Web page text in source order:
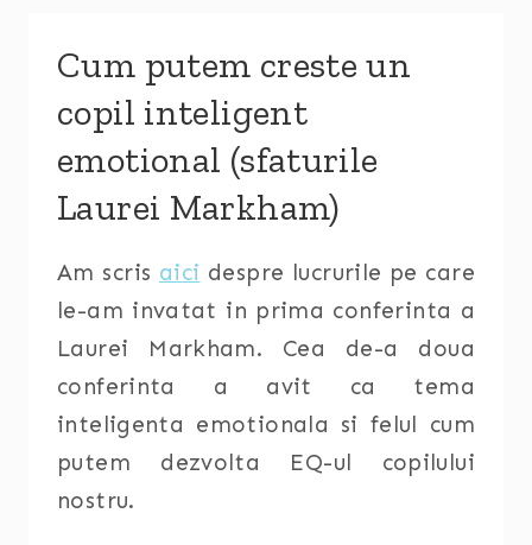
Cum putem creste un
copil inteligent
emotional (sfaturile
Laurei Markham)
Am scris aici despre lucrurile pe care
le-am invatat in prima conferinta a
Laurei Markham. Cea de-a doua
conferinta a avit ca tema
inteligenta emotionala si felul cum
putem dezvolta EQ-ul copilului
nostru.